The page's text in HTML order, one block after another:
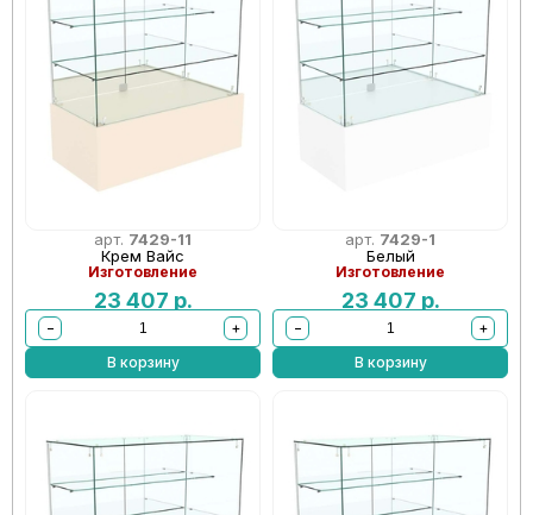
арт. 7429-11
Крем Вайс
Изготовление
23 407 р.
−
+
В корзину
арт. 7429-1
Белый
Изготовление
23 407 р.
−
+
В корзину